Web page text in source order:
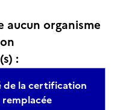
organisme
:
la certification
remplacée